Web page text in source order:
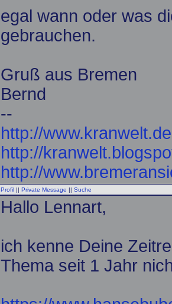
egal wann oder was
gebrauchen.
Gruß aus Bremen
Bernd
--
http://
http://
http://
Profil || Private Message || Suche
Hallo Lennart,
ich kenne Deine
Thema seit 1 Jahr